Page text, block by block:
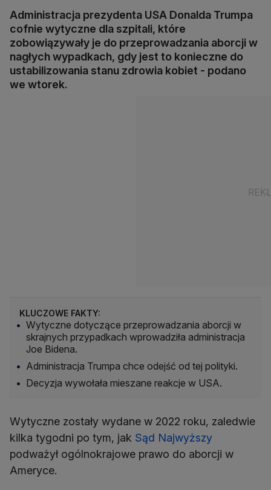
Administracja prezydenta USA Donalda Trumpa
cofnie wytyczne dla szpitali, które
zobowiązywały je do przeprowadzania aborcji w
nagłych wypadkach, gdy jest to konieczne do
ustabilizowania stanu zdrowia kobiet - podano
we wtorek.
KLUCZOWE FAKTY:
Wytyczne dotyczące przeprowadzania aborcji w
skrajnych przypadkach wprowadziła administracja
Joe Bidena.
Administracja Trumpa chce odejść od tej polityki.
Decyzja wywołała mieszane reakcje w USA.
Wytyczne zostały wydane w 2022 roku, zaledwie
kilka tygodni po tym, jak Sąd Najwyższy
podważył ogólnokrajowe prawo do aborcji w
Ameryce.